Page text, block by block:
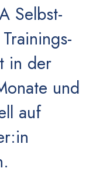
Selbst-
in der
und
auf